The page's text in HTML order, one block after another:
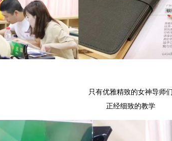
只有优雅精致的女神导师
正经细致的教学